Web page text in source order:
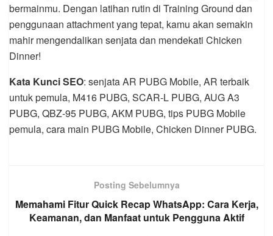
bermainmu. Dengan latihan rutin di Training Ground dan
penggunaan attachment yang tepat, kamu akan semakin
mahir mengendalikan senjata dan mendekati Chicken
Dinner!
Kata Kunci SEO: senjata AR PUBG Mobile, AR terbaik
untuk pemula, M416 PUBG, SCAR-L PUBG, AUG A3
PUBG, QBZ-95 PUBG, AKM PUBG, tips PUBG Mobile
pemula, cara main PUBG Mobile, Chicken Dinner PUBG.
Posting Sebelumnya
Memahami Fitur Quick Recap WhatsApp: Cara Kerja,
Keamanan, dan Manfaat untuk Pengguna Aktif